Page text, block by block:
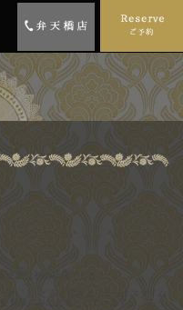
企画は初の福
艸｀)。どうぞ皆さまリラックスタイム
会員様のみにお出ししていますが、